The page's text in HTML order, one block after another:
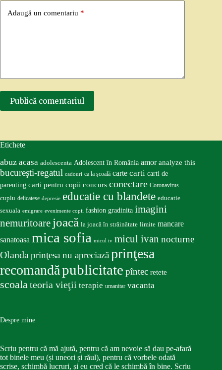
Adaugă un comentariu *
Publică comentariul
Etichete
abuz acasa adolescenta Adolescent în România amor analyze this
bucureşti-regatul cadouri ca la școală carte carti carti de
parenting carti pentru copii concurs conectare Coronavirus
cuplu delicatese depresie educatie cu blandete educatie
sexuala emigrare evenimente copii fashion gradinita imagini
nemuritoare joacă la joacă în străinătate limite mancare
sanatoasa mica sofia micul iv micul ivan nocturne
Olandaprinţesa nu apreciazăprinţesa
recomandăpublicitate pîntec retete
scoalateoria vieţii terapie umanitar vacanta
Despre mine
Scriu pentru că mă ajută, pentru că am nevoie să dau pe-afară
tot binele meu (și uneori și răul), pentru că vorbele odată
scrise, schimbă lucruri, și eu cred că le schimbă în bine. Scriu